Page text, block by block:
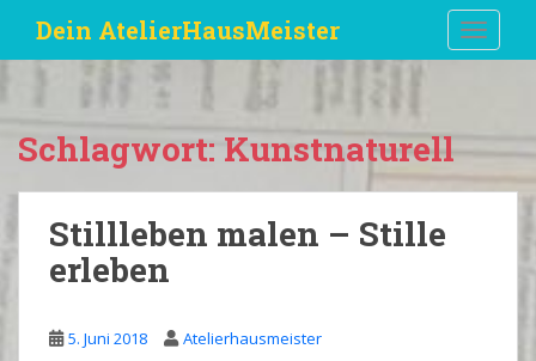
i
Dein AtelierHausMeister
Schlagwort: Kunstnaturell
Stillleben malen – Stille
erleben
5. Juni 2018 Atelierhausmeister